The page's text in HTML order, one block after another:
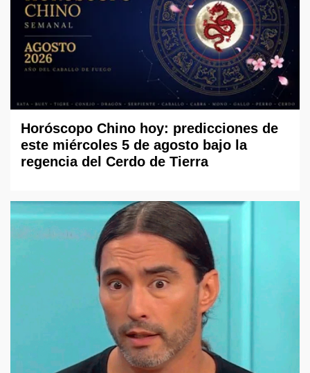
Horóscopo Chino hoy: predicciones de
este miércoles 5 de agosto bajo la
regencia del Cerdo de Tierra